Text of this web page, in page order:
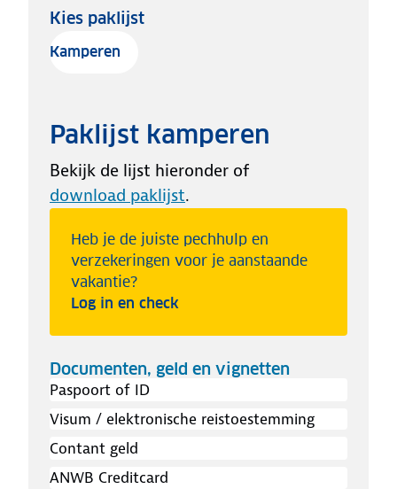
Kies paklijst
Kamperen
Paklijst kamperen
Bekijk de lijst hieronder of
download paklijst.
Heb je de juiste pechhulp en
verzekeringen voor je aanstaande
vakantie?
Log in en check
Documenten, geld en vignetten
Paspoort of ID
Visum / elektronische reistoestemming
Contant geld
ANWB Creditcard